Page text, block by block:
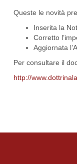
Queste le novità
Inserita la
Corretto
Aggiornata
Per consultare il
http://